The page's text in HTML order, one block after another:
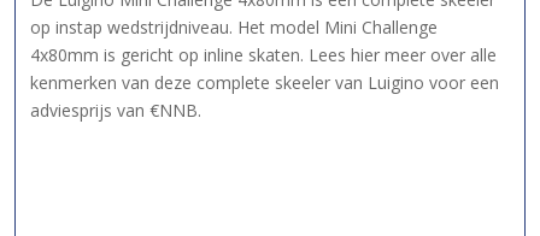
op instap wedstrijdniveau. Het model Mini Challenge
4x80mm is gericht op inline skaten. Lees hier meer over alle
kenmerken van deze complete skeeler van Luigino voor een
adviesprijs van €NNB.